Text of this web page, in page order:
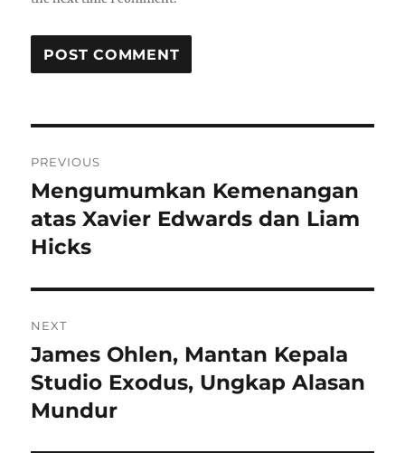
navigation
PREVIOUS
Previous
post:
Mengumumkan Kemenangan
atas Xavier Edwards dan Liam
Hicks
NEXT
Next
post:
James Ohlen, Mantan Kepala
Studio Exodus, Ungkap Alasan
Mundur